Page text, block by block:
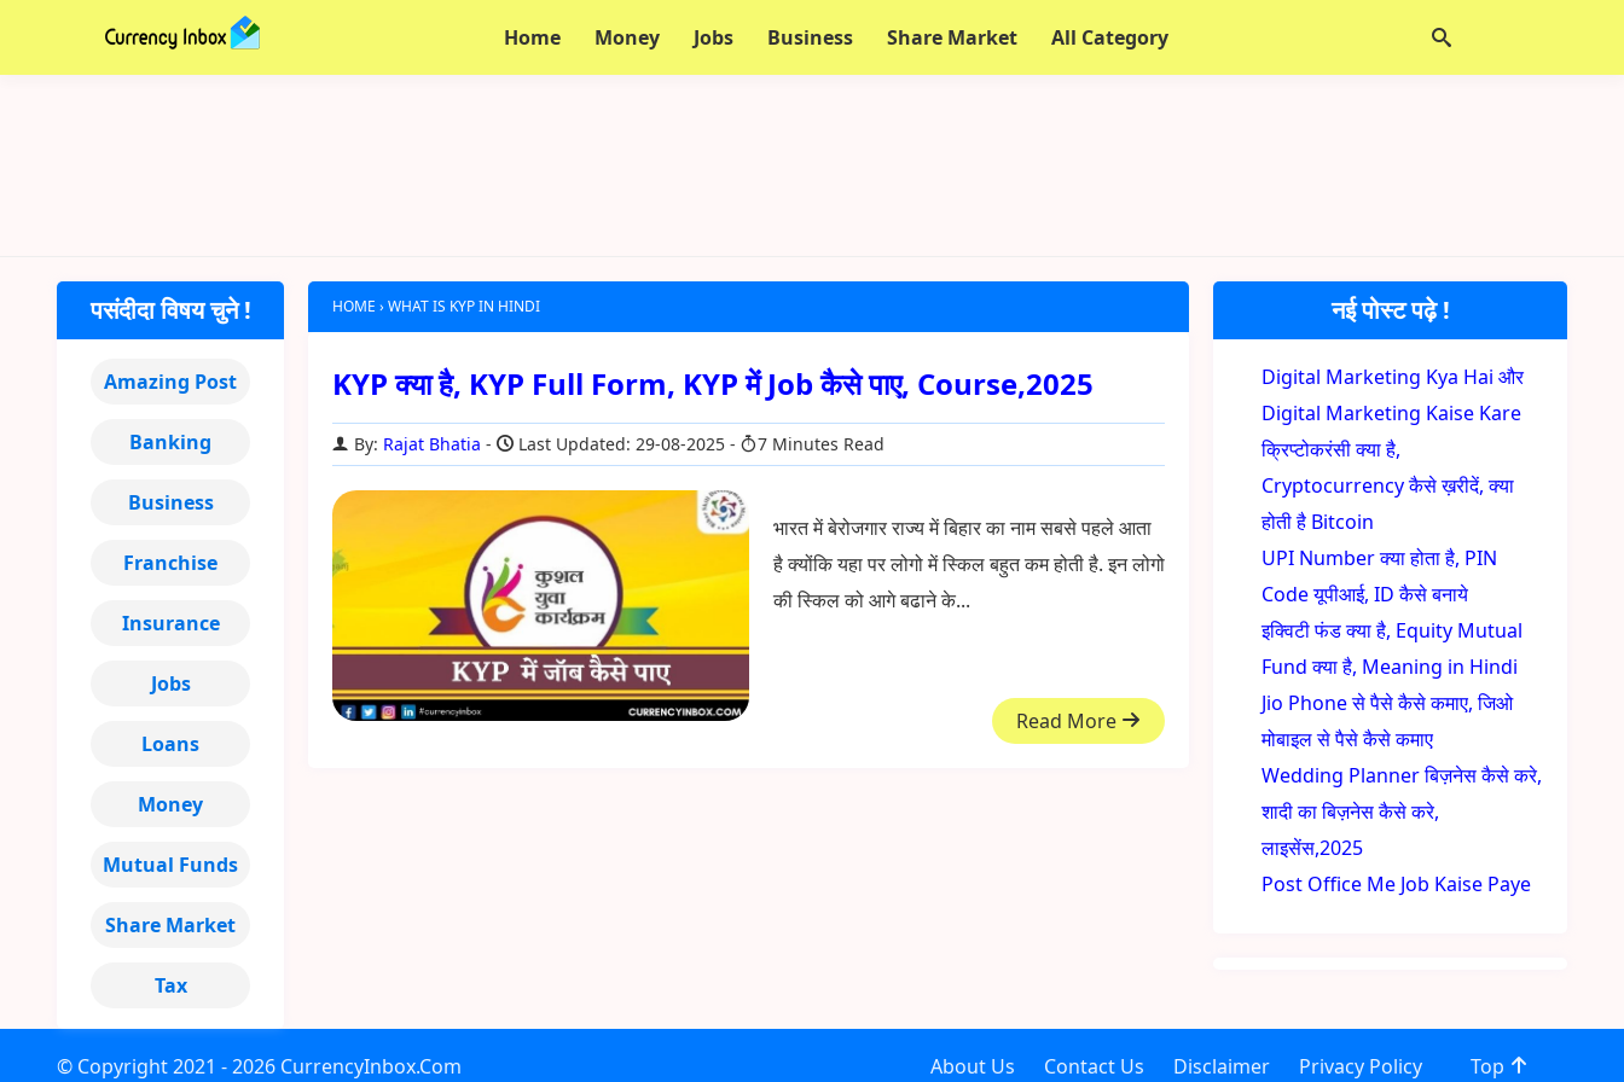
Home Money Jobs Business Share Market All Category
HOME ›WHAT IS KYP IN HINDI
KYP क्या है, KYP Full Form, KYP में Job कैसे पाए, Course,2025
By: Rajat Bhatia Last Updated: 29-08-2025 7 Minutes Read
भारत में बेरोजगार राज्य में बिहार का नाम सबसे पहले आता
है क्योंकि यहा पर लोगो में स्किल बहुत कम होती है. इन लोगो
की स्किल को आगे बढाने के...
Read More
नई पोस्ट पढ़े !
Digital Marketing Kya Hai और
Digital Marketing Kaise Kare
क्रिप्टोकरंसी क्या है,
Cryptocurrency कैसे ख़रीदें, क्या
होती है Bitcoin
UPI Number क्या होता है, PIN
Code यूपीआई, ID कैसे बनाये
इक्विटी फंड क्या है, Equity Mutual
Fund क्या है, Meaning in Hindi
Jio Phone से पैसे कैसे कमाए, जिओ
मोबाइल से पैसे कैसे कमाए
Wedding Planner बिज़नेस कैसे करे,
शादी का बिज़नेस कैसे करे,
लाइसेंस,2025
Post Office Me Job Kaise Paye
पसंदीदा विषय चुने !
Amazing Post
Banking
Business
Franchise
Insurance
Jobs
Loans
Money
Mutual Funds
Share Market
Tax
© Copyright2021 - 2026 CurrencyInbox.Com About Us Contact Us Disclaimer Privacy Policy Top